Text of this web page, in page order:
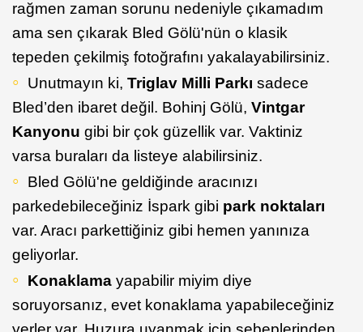
rağmen zaman sorunu nedeniyle çıkamadım
ama sen çıkarak Bled Gölü'nün o klasik
tepeden çekilmiş fotoğrafını yakalayabilirsiniz.
Unutmayın ki, Triglav Milli Parkı sadece
Bled’den ibaret değil. Bohinj Gölü, Vintgar
Kanyonu gibi bir çok güzellik var. Vaktiniz
varsa buraları da listeye alabilirsiniz.
Bled Gölü'ne geldiğinde aracınızı
parkedebileceğiniz İspark gibi park noktaları
var. Aracı parkettiğiniz gibi hemen yanınıza
geliyorlar.
Konaklama yapabilir miyim diye
soruyorsanız, evet konaklama yapabileceğiniz